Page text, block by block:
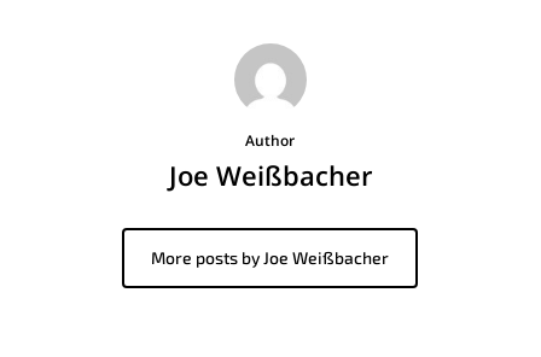
Author
Joe Weißbacher
More posts by Joe Weißbacher